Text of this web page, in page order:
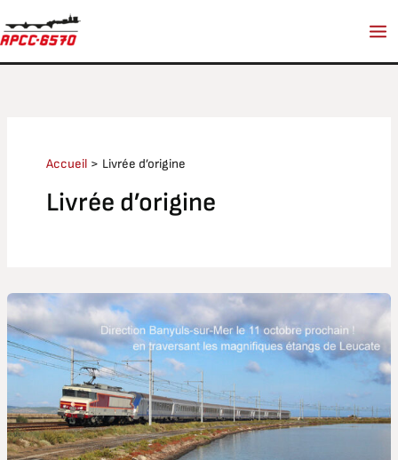
au
Accueil Livrée d’origine
Livrée d’origine
Train
des
vendanges